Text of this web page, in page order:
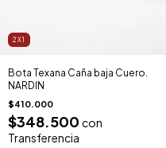
2X1
Bota Texana Caña baja Cuero.
NARDIN
$410.000
$348.500 con
Transferencia